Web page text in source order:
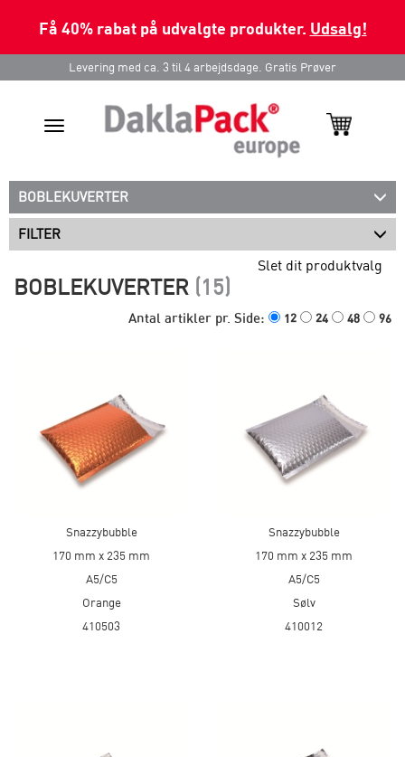
Få 40% rabat på udvalgte produkter. Udsalg!
Levering med ca. 3 til 4 arbejdsdage. Gratis Prøver
Toggle
BOBLEKUVERTER
FILTER
Slet dit produktvalg
BOBLEKUVERTER (15)
Antal artikler pr. Side: 12 24 48 96
Snazzybubble
170 mm x 235 mm
A5/C5
Orange
410503
Snazzybubble
170 mm x 235 mm
A5/C5
Sølv
410012